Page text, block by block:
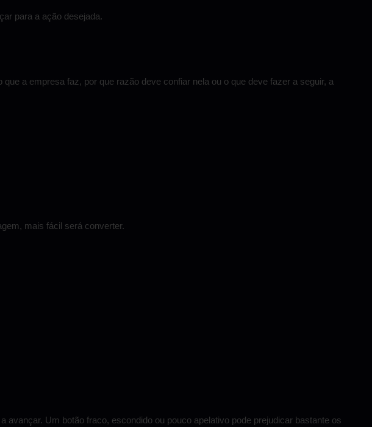
para a ação desejada.
a empresa faz, por que razão deve confiar nela ou o que deve fazer a seguir, a
mais fácil será converter.
Um botão fraco, escondido ou pouco apelativo pode prejudicar bastante os